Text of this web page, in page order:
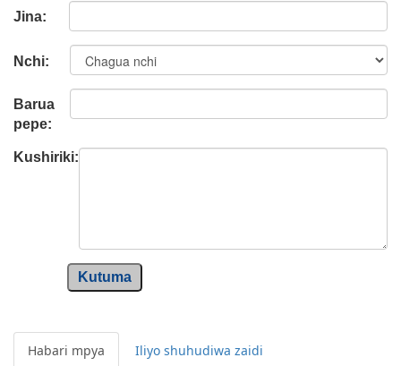
Jina:
Nchi:
Barua
pepe:
Kushiriki:
Kutuma
Habari mpya Iliyo shuhudiwa zaidi